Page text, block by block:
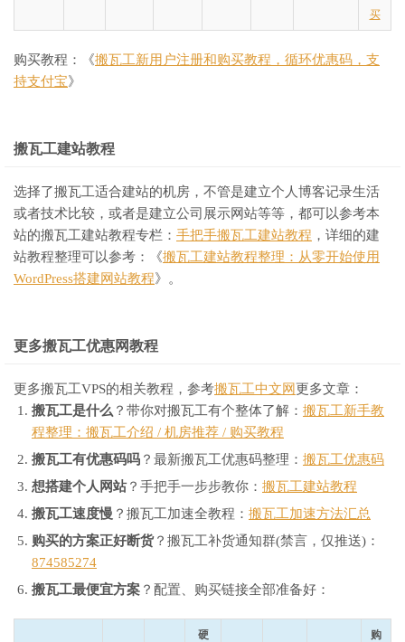
买
购买教程：《搬瓦工新用户注册和购买教程，循环优惠码，支
持支付宝》
搬瓦工建站教程
选择了搬瓦工适合建站的机房，不管是建立个人博客记录生活
或者技术比较，或者是建立公司展示网站等等，都可以参考本
站的搬瓦工建站教程专栏： 手把手搬瓦工建站教程 ，详细的建
站教程整理可以参考：《搬瓦工建站教程整理：从零开始使用
WordPress搭建网站教程》。
更多搬瓦工优惠网教程
更多搬瓦工VPS的相关教程，参考搬瓦工中文网 更多文章：
搬瓦工是什么 ？带你对搬瓦工有个整体了解： 搬瓦工新手教
程整理：搬瓦工介绍 / 机房推荐 / 购买教程
搬瓦工有优惠码吗 ？最新搬瓦工优惠码整理： 搬瓦工优惠码
想搭建个人网站？手把手一步步教你： 搬瓦工建站教程
搬瓦工速度慢 ？搬瓦工加速全教程： 搬瓦工加速方法汇总
购买的方案正好断货？搬瓦工补货通知群(禁言，仅推送)：
874585274
搬瓦工最便宜方案 ？配置、购买链接全部准备好：
硬
购